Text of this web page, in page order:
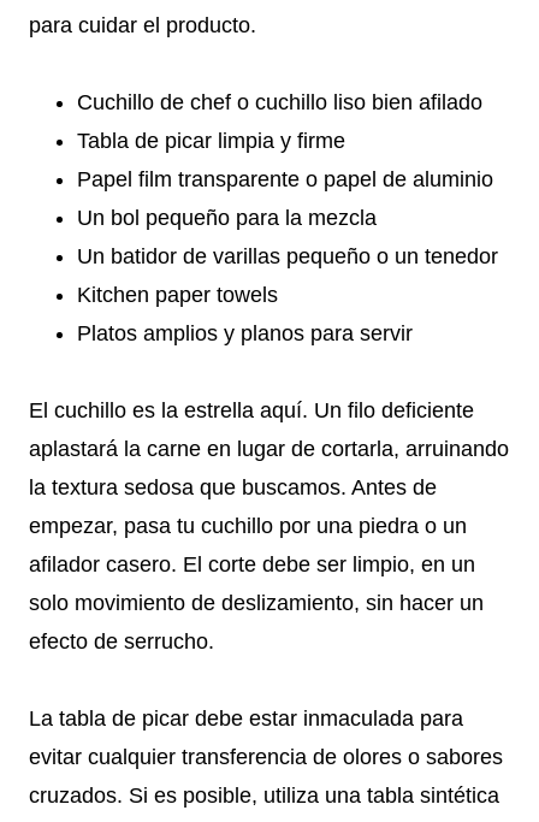
para cuidar el producto.
Cuchillo de chef o cuchillo liso bien afilado
Tabla de picar limpia y firme
Papel film transparente o papel de aluminio
Un bol pequeño para la mezcla
Un batidor de varillas pequeño o un tenedor
Kitchen paper towels
Platos amplios y planos para servir
El cuchillo es la estrella aquí. Un filo deficiente
aplastará la carne en lugar de cortarla, arruinando
la textura sedosa que buscamos. Antes de
empezar, pasa tu cuchillo por una piedra o un
afilador casero. El corte debe ser limpio, en un
solo movimiento de deslizamiento, sin hacer un
efecto de serrucho.
La tabla de picar debe estar inmaculada para
evitar cualquier transferencia de olores o sabores
cruzados. Si es posible, utiliza una tabla sintética